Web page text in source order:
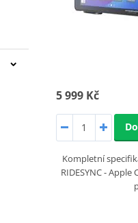
5 999 Kč
Kompletní
RIDESYNC -